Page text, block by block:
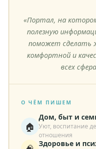
«Портал, на
полезную
поможет сделать
комфортной и
всех
О ЧЁМ ПИШЕМ
🏠
Дом, быт и
Уют, воспитание
отношения
Здоровье и